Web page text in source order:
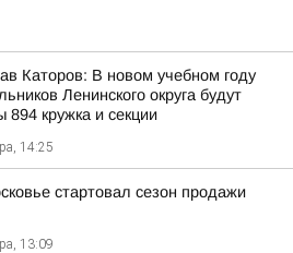
Каторов: В новом учебном году
Ленинского округа будут
894 кружка и секции
14:25
стартовал сезон продажи
13:09